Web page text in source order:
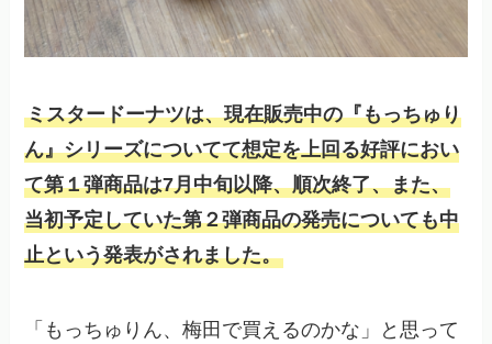
ミスタードーナツは、現在販売中の『もっちゅり
ん』シリーズについてて想定を上回る好評におい
て第１弾商品は7月中旬以降、順次終了、また、
当初予定していた第２弾商品の発売についても中
止という発表がされました。
「もっちゅりん、梅田で買えるのかな」と思って